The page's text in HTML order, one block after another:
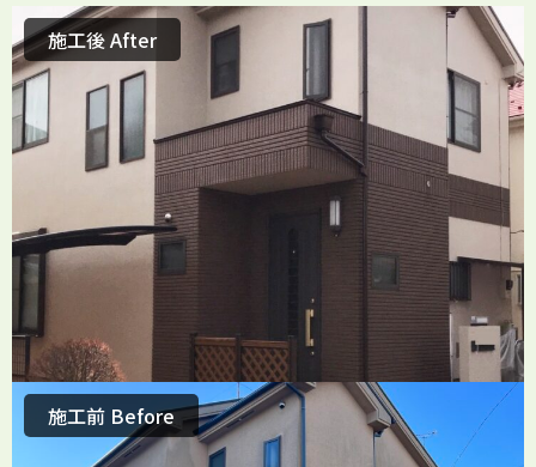
施工前 Before
施工後 After